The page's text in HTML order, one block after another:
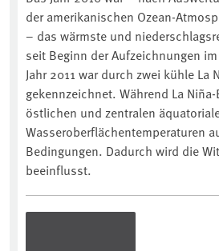
der amerikanischen Ozean-
– das wärmste und
seit Beginn der Aufzeichnungen
Jahr 2011 war durch zwei kühle La
gekennzeichnet. Während La
östlichen und zentralen
Wasseroberflächentemperaturen
Bedingungen. Dadurch wird die
beeinflusst.